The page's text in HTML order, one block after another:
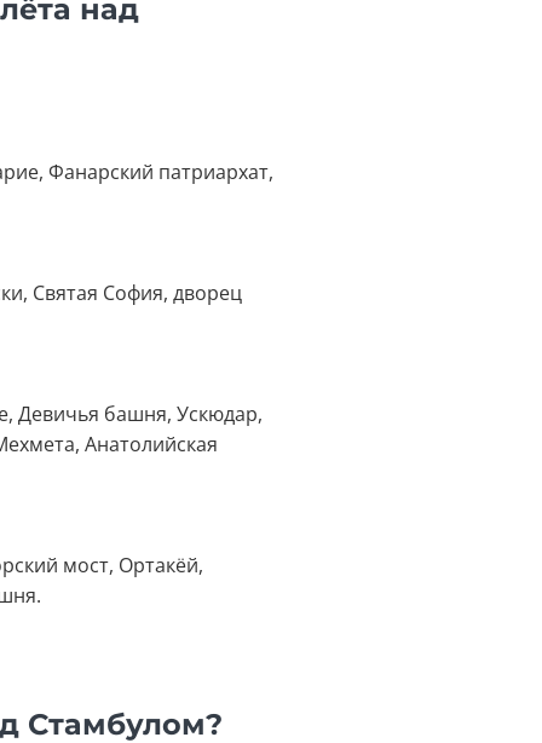
над
Фанарский патриархат,
Святая София, дворец
Девичья башня, Ускюдар,
Анатолийская
мост, Ортакёй,
Стамбулом?